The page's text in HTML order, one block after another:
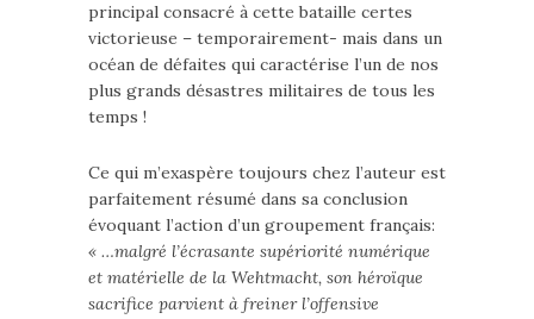
principal consacré à cette bataille certes
victorieuse – temporairement- mais dans un
océan de défaites qui caractérise l’un de nos
plus grands désastres militaires de tous les
temps !
Ce qui m’exaspère toujours chez l’auteur est
parfaitement résumé dans sa conclusion
évoquant l’action d’un groupement français:
« …malgré l’écrasante supériorité numérique
et matérielle de la Wehtmacht, son héroïque
sacrifice parvient à freiner l’offensive